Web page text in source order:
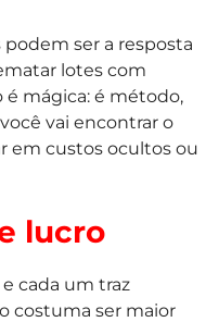
ser a resposta
lotes com
mágica: é método,
vai encontrar o
em custos ocultos ou
lucro
cada um traz
costuma ser maior